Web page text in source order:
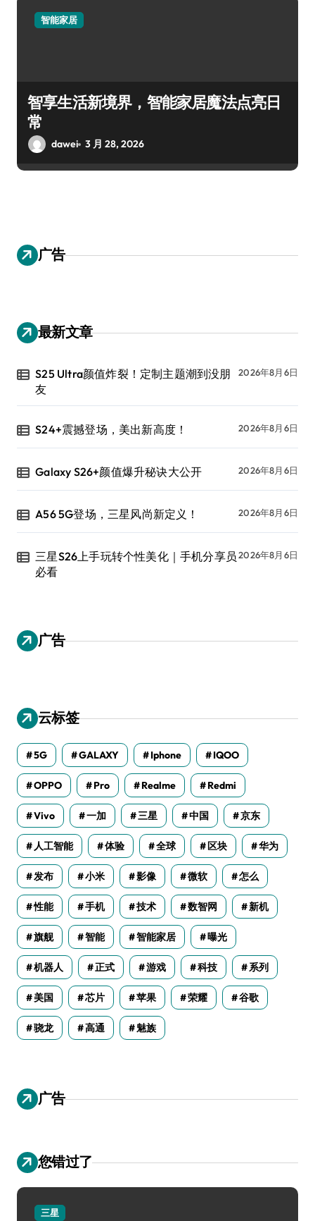
智能家居
智享生活新境界，智能家居魔法点亮日
常
dawei 3 月 28, 2026
广告
最新文章
S25 Ultra颜值炸裂！定制主题潮到没朋
友
2026年8月6日
S24+震撼登场，美出新高度！ 2026年8月6日
Galaxy S26+颜值爆升秘诀大公开 2026年8月6日
A56 5G登场，三星风尚新定义！ 2026年8月6日
三星S26上手玩转个性美化｜手机分享员
必看
2026年8月6日
广告
云标签
5G GALAXY Iphone IQOO
OPPO Pro Realme Redmi
Vivo 一加 三星 中国 京东
人工智能 体验 全球 区块 华为
发布 小米 影像 微软 怎么
性能 手机 技术 数智网 新机
旗舰 智能 智能家居 曝光
机器人 正式 游戏 科技 系列
美国 芯片 苹果 荣耀 谷歌
骁龙 高通 魅族
广告
您错过了
三星